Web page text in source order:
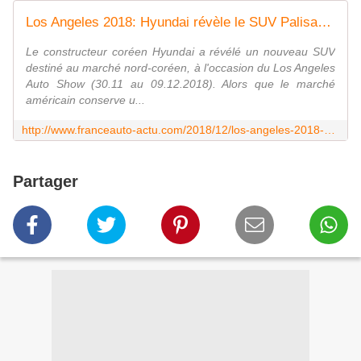
Los Angeles 2018: Hyundai révèle le SUV Palisade! - FranceAuto-actu - actualité automobile régionale et internationale
Le constructeur coréen Hyundai a révélé un nouveau SUV
destiné au marché nord-coréen, à l'occasion du Los Angeles
Auto Show (30.11 au 09.12.2018). Alors que le marché
américain conserve u...
Partager